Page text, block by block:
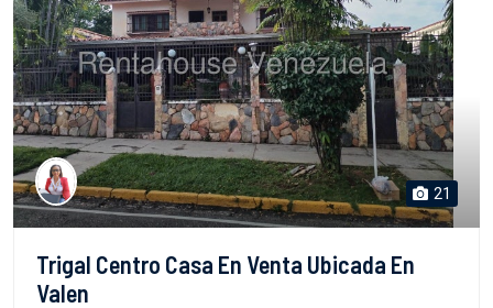
21
Trigal Centro Casa En Venta Ubicada En
Valen